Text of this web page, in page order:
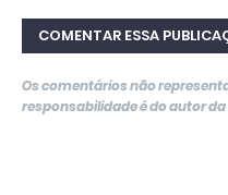
COMENTAR ESSA
Os comentários não
responsabilidade é do autor